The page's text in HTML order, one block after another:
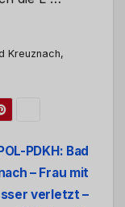
Kreuznach,
PDKH: Bad
– Frau mit
verletzt –